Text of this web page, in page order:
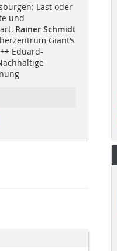
Last oder
und
Rainer Schmidt
Giant‘s
Eduard-